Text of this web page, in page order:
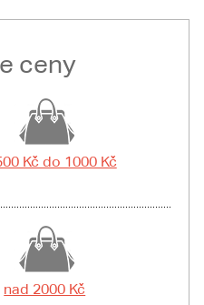
ceny
Kč do 1000 Kč
nad 2000 Kč